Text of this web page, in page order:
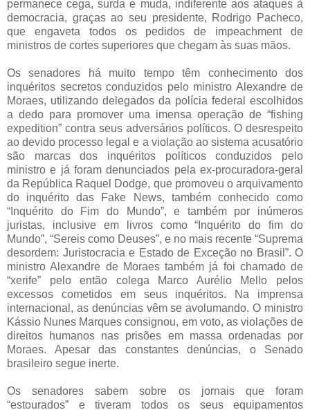
permanece cega, surda e muda, indiferente aos ataques à
democracia, graças ao seu presidente, Rodrigo Pacheco,
que engaveta todos os pedidos de impeachment de
ministros de cortes superiores que chegam às suas mãos.
Os senadores há muito tempo têm conhecimento dos
inquéritos secretos conduzidos pelo ministro Alexandre de
Moraes, utilizando delegados da polícia federal escolhidos
a dedo para promover uma imensa operação de “fishing
expedition” contra seus adversários políticos. O desrespeito
ao devido processo legal e a violação ao sistema acusatório
são marcas dos inquéritos políticos conduzidos pelo
ministro e já foram denunciados pela ex-procuradora-geral
da República Raquel Dodge, que promoveu o arquivamento
do inquérito das Fake News, também conhecido como
“Inquérito do Fim do Mundo”, e também por inúmeros
juristas, inclusive em livros como “Inquérito do fim do
Mundo”, “Sereis como Deuses”, e no mais recente “Suprema
desordem: Juristocracia e Estado de Exceção no Brasil”. O
ministro Alexandre de Moraes também já foi chamado de
“xerife” pelo então colega Marco Aurélio Mello pelos
excessos cometidos em seus inquéritos. Na imprensa
internacional, as denúncias vêm se avolumando. O ministro
Kássio Nunes Marques consignou, em voto, as violações de
direitos humanos nas prisões em massa ordenadas por
Moraes. Apesar das constantes denúncias, o Senado
brasileiro segue inerte.
Os senadores sabem sobre os jornais que foram
“estourados” e tiveram todos os seus equipamentos